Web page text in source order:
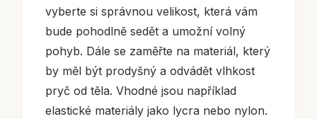
vyberte si správnou velikost, která vám
bude pohodlně sedět a umožní volný
pohyb. Dále se zaměřte na materiál, který
by měl být prodyšný a odvádět vlhkost
pryč od těla. Vhodné jsou například
elastické materiály jako lycra nebo nylon.